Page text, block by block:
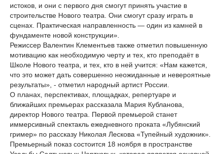
истоков, и они с первого дня смогут принять участие в
строительстве Нового театра. Они смогут сразу играть в
сценах. Практическая направленность — один из камней в
фундаменте новой конструкции».
Режиссер Валентин Клементьев также отметил повышенную
мотивацию как необходимую черту и тех, кто преподаёт в
Школе Нового театра, и тех, кто в ней учится: «Нам кажется,
что это может дать совершенно неожиданные и невероятные
результаты», - отметил народный артист России.
О планах, перспективах, площадках, репертуаре и
ближайших премьерах рассказала Мария Кубланова,
директор Нового театра. Первой премьерой станет
иммерсивный спектакль ежедневного проката «Лубянский
гример» по рассказу Николая Лескова «Тупейный художник».
Премьерный показ состоится 18 ноября в пространстве